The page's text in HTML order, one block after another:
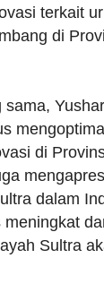
terkait
di
di
dalam
Sultra